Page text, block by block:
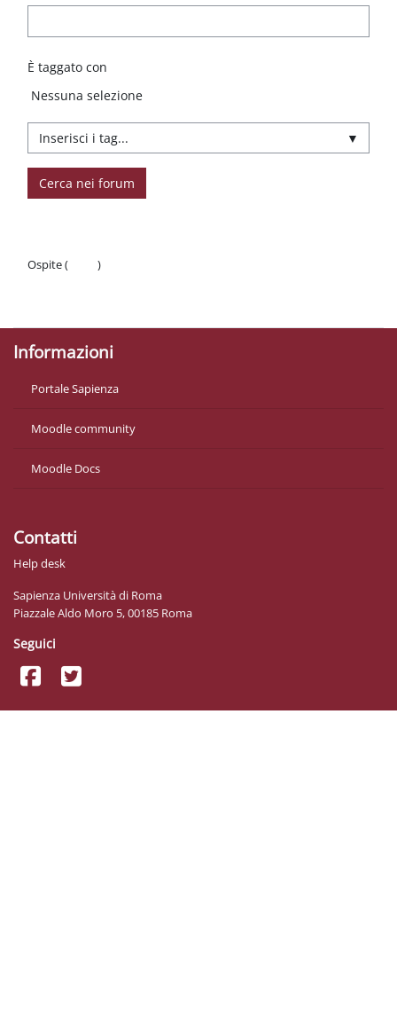
È taggato con
Elementi selezionati:
Nessuna selezione
▼
Cerca nei forum
Ospite (
)
Informazioni
Portale Sapienza
Moodle community
Moodle Docs
Contatti
Help desk
Sapienza Università di Roma
Piazzale Aldo Moro 5, 00185 Roma
Seguici